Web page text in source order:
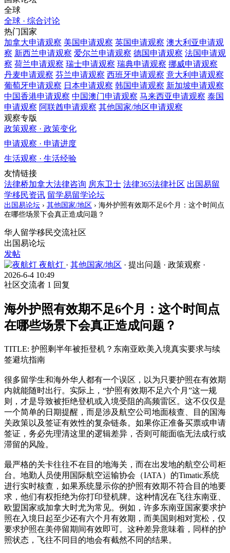
全球
全球 · 综合讨论
热门国家
加拿大申请观察 美国申请观察 英国申请观察 澳大利亚申请观
察 新西兰申请观察 爱尔兰申请观察 德国申请观察 法国申请观
察 荷兰申请观察 瑞士申请观察 瑞典申请观察 挪威申请观察
丹麦申请观察 芬兰申请观察 西班牙申请观察 意大利 申请观察
葡萄牙申请观察 日本申请观察 韩国申请观察 新加坡申请观察
中国香港申请观察 中国澳门申请观察 马来西亚申请观察 泰国
申请观察 阿联酋申请观察 其他国家/地区申请观察
观察专版
政策观察 · 政策变化
申请观察 · 申请进度
生活观察 · 生活经验
友情链接
法律桥加拿大法律咨询 房东卫士 法律365法律社区 出国易留
学移民资讯 留学易留学论坛
出国易论坛 › 其他国家/地区 › 海外护照有效期不足6个月：这个时间点
在哪些场景下会真正造成问题？
华人留学移民交流社区
出国易论坛
发帖
夜航灯 · 其他国家/地区 · 提出问题 · 政策观察 ·
2026-6-4 10:49
社区交流者 1 回复
海外护照有效期不足6个月：这个时间点
在哪些场景下会真正造成问题？
TITLE: 护照剩半年被拒登机？东南亚欧美入境真实要求与续
签避坑指南
很多留学生和海外华人都有一个误区，以为只要护照在有效期
内就能随时出行。实际上，“护照有效期不足六个月”这一规
则，才是导致被拒绝登机或入境受阻的高频雷区。这不仅仅是
一个简单的日期提醒，而是涉及航空公司地面核查、目的国海
关政策以及签证有效性的复杂链条。如果你正准备买票或申请
签证，务必先理清这里的逻辑差异，否则可能面临无法成行或
滞留的风险。
最严格的关卡往往不在目的地海关，而在出发地的航空公司柜
台。地勤人员使用国际航空运输协会（IATA）的Timatic系统
进行实时核查，如果系统显示你的护照有效期不符合目的地要
求，他们有权拒绝为你打印登机牌。这种情况在飞往东南亚、
欧盟国家或加拿大时尤为常见。例如，许多东南亚国家要求护
照在入境日起至少还有六个月有效期，而美国则相对宽松，仅
要求护照在美停留期间有效即可。这种差异意味着，同样的护
照状态，飞往不同目的地会有截然不同的结果。